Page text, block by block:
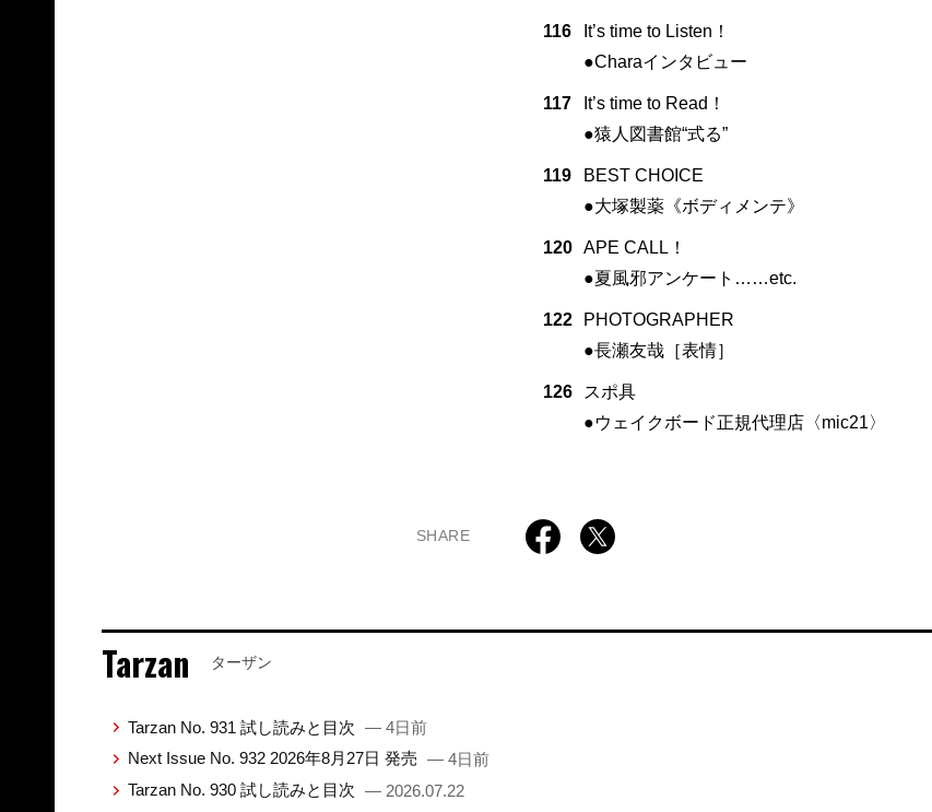
116
It’s time to Listen！
●Charaインタビュー
117
It’s time to Read！
●猿人図書館“式る”
119
BEST CHOICE
●大塚製薬《ボディメンテ》
120 APE CALL！
●夏風邪アンケート……etc.
122
PHOTOGRAPHER
●長瀬友哉［表情］
126
スポ具
●ウェイクボード正規代理店〈mic21〉
SHARE
Tarzan ターザン
Tarzan No. 931 試し読みと目次 — 4日前
Next Issue No. 932 2026年8月27日 発売 — 4日前
Tarzan No. 930 試し読みと目次 — 2026.07.22